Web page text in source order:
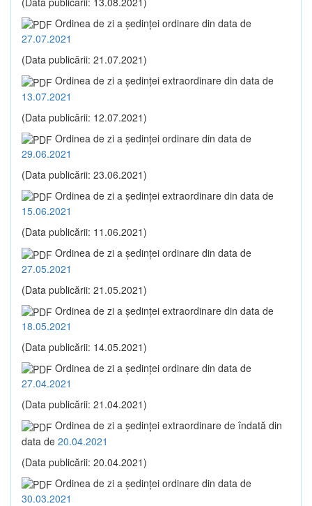
Ordinea de zi a şedinţei ordinare din data de
27.07.2021
(Data publicării: 21.07.2021)
Ordinea de zi a şedinţei extraordinare din data de
13.07.2021
(Data publicării: 12.07.2021)
Ordinea de zi a şedinţei ordinare din data de
29.06.2021
(Data publicării: 23.06.2021)
Ordinea de zi a şedinţei extraordinare din data de
15.06.2021
(Data publicării: 11.06.2021)
Ordinea de zi a şedinţei ordinare din data de
27.05.2021
(Data publicării: 21.05.2021)
Ordinea de zi a şedinţei extraordinare din data de
18.05.2021
(Data publicării: 14.05.2021)
Ordinea de zi a şedinţei ordinare din data de
27.04.2021
(Data publicării: 21.04.2021)
Ordinea de zi a şedinţei extraordinare de îndată din
data de 20.04.2021
(Data publicării: 20.04.2021)
Ordinea de zi a şedinţei ordinare din data de
30.03.2021